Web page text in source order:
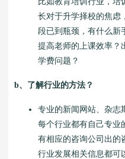
长对于升学择校的焦虑
段已到瓶颈，有什么新
提高老师的上课效率？
学费问题？
b、了解行业的方法？
专业的新闻网站、杂志
每个行业都有自己专业
有相应的咨询公司出的
行业发展相关信息都可